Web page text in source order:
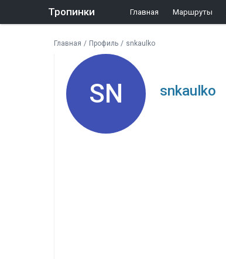
Тропинки Главная Маршруты
Главная / Профиль / snkaulko
SN snkaulko